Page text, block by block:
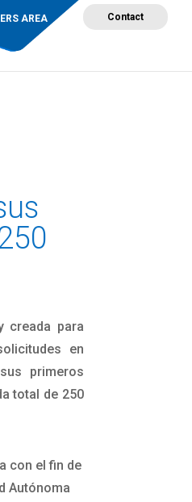
AREA Contact
Newsroom
creada para
en
primeros
total de 250
con el fin de
Autónoma